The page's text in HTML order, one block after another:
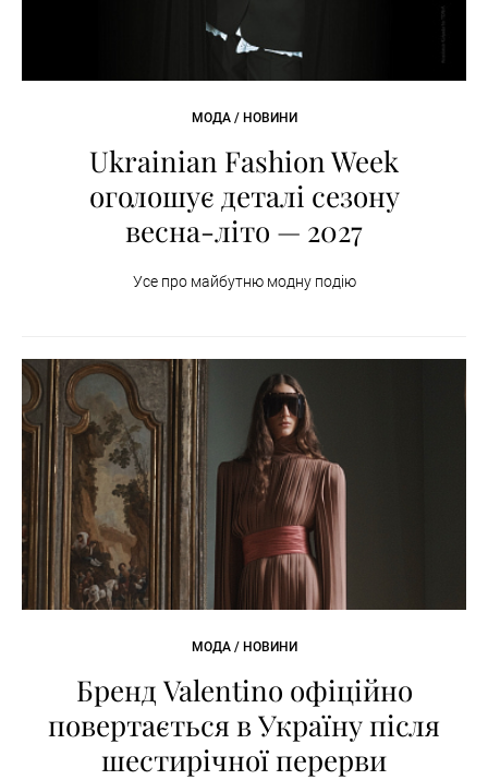
МОДА / НОВИНИ
Ukrainian Fashion Week
оголошує деталі сезону
весна-літо — 2027
Усе про майбутню модну подію
МОДА / НОВИНИ
Бренд Valentino офіційно
повертається в Україну після
шестирічної перерви